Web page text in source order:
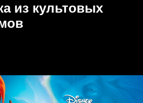
из культовых